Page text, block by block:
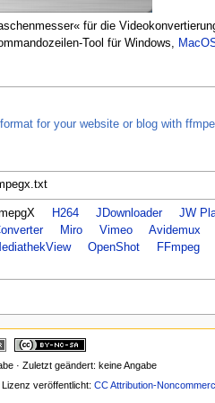
für die
Tool für Windows,
for your website or blog with
H264 JDownloader JW
Miro Vimeo Avidemux
OpenShot FFmpeg
· Zuletzt geändert: keine Angabe
veröffentlicht: CC Attribution-